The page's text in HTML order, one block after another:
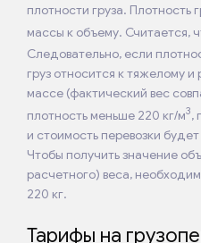
плотности груза. Плотность
массы к объему. Считается,
Следовательно, если
груз относится к тяжелому
массе (фактический вес
плотность меньше 220 кг/м3,
и стоимость перевозки
Чтобы получить значение
расчетного) веса,
220 кг.
Тарифы на